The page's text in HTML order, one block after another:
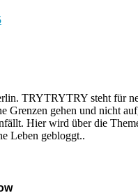
TRYTRYTRY steht für
Grenzen gehen und nicht
Hier wird über die
Leben gebloggt..